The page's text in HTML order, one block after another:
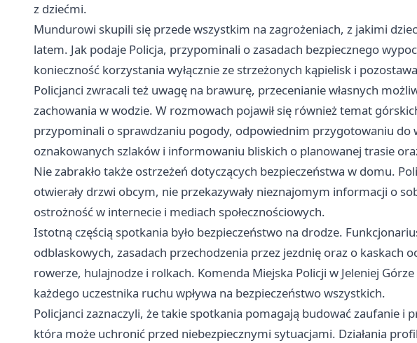
z dziećmi.
Mundurowi skupili się przede wszystkim na zagrożeniach, z jakimi
latem. Jak podaje Policja, przypominali o zasadach bezpiecznego
konieczność korzystania wyłącznie ze strzeżonych kąpielisk i
Policjanci zwracali też uwagę na brawurę, przecenianie własnych
zachowania w wodzie. W rozmowach pojawił się również temat
przypominali o sprawdzaniu pogody, odpowiednim przygotowaniu do
oznakowanych szlaków i informowaniu bliskich o planowanej trasie
Nie zabrakło także ostrzeżeń dotyczących bezpieczeństwa w domu.
otwierały drzwi obcym, nie przekazywały nieznajomym informacji o
ostrożność w internecie i mediach społecznościowych.
Istotną częścią spotkania było bezpieczeństwo na drodze.
odblaskowych, zasadach przechodzenia przez jezdnię oraz o kaskach
rowerze, hulajnodze i rolkach. Komenda Miejska Policji w Jeleniej
każdego uczestnika ruchu wpływa na bezpieczeństwo wszystkich.
Policjanci zaznaczyli, że takie spotkania pomagają budować zaufanie i
która może uchronić przed niebezpiecznymi sytuacjami. Działania